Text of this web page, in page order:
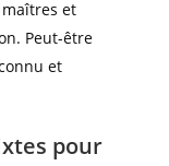
et
Peut-être
et
pour